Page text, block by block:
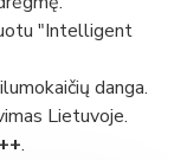
"Intelligent
danga.
Lietuvoje.
.